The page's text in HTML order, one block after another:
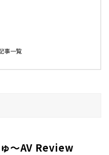
事一覧
～AV Review